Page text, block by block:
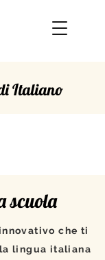
Italiano
scuola
che ti
la lingua italiana